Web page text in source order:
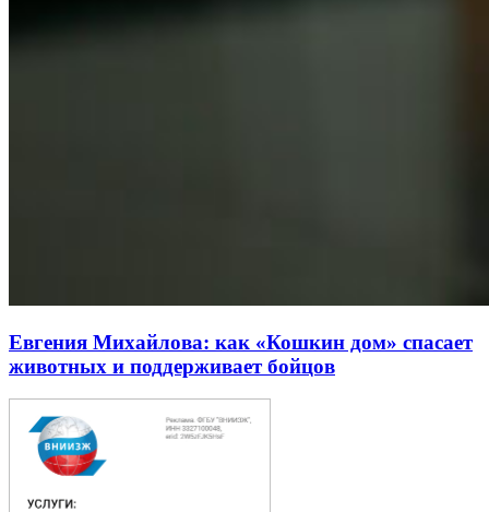
Евгения Михайлова: как «Кошкин дом» спасает
животных и поддерживает бойцов